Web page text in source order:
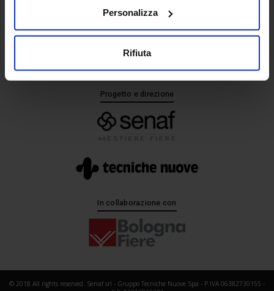
Personalizza
Rifiuta
+ 39 051.325511
+ 39 02.332039460
Progetto e direzione
In collaborazione con
© 2018 All rights reserved. Senaf srl - Gruppo Tecniche Nuove Spa - P.IVA 06382730155 -